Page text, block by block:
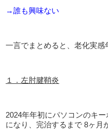
→誰も興味ない
一言でまとめると、老化実感
１．左肘腱鞘炎
2024年年初にパソコンのキ
になり、完治するまで 8ヶ月